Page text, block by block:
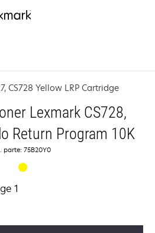
CS728 Yellow LRP Cartridge
Lexmark CS728,
Return Program 10K
parte: 75B20Y0